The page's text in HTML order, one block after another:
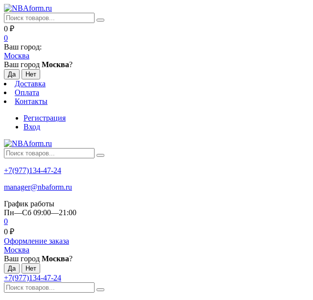
0 ₽
0
Ваш город:
Москва
Ваш город Москва?
Доставка
Оплата
Контакты
Регистрация
Вход
+7(977)134-47-24
manager@nbaform.ru
График работы
Пн—Сб 09:00—21:00
0
0 ₽
Оформление заказа
Москва
Ваш город Москва?
+7(977)134-47-24